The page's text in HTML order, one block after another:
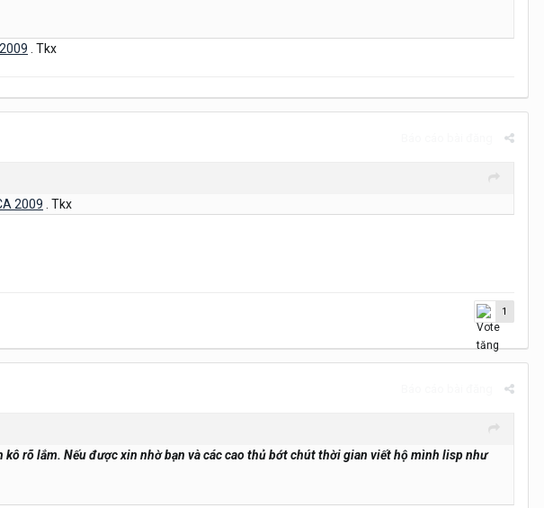
. Tkx
2009 . Tkx
1
rõ lắm. Nếu được xin nhờ bạn và các cao thủ bớt chút thời gian viết hộ mình lisp như